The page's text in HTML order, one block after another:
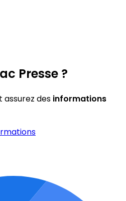
Presse ?
assurez des informations